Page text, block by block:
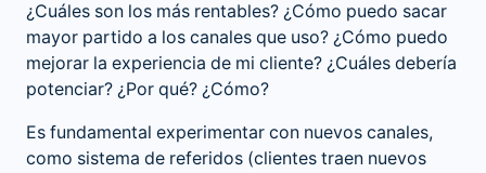
¿Cuáles son los más rentables? ¿Cómo puedo sacar
mayor partido a los canales que uso? ¿Cómo puedo
mejorar la experiencia de mi cliente? ¿Cuáles debería
potenciar? ¿Por qué? ¿Cómo?
Es fundamental experimentar con nuevos canales,
como sistema de referidos (clientes traen nuevos